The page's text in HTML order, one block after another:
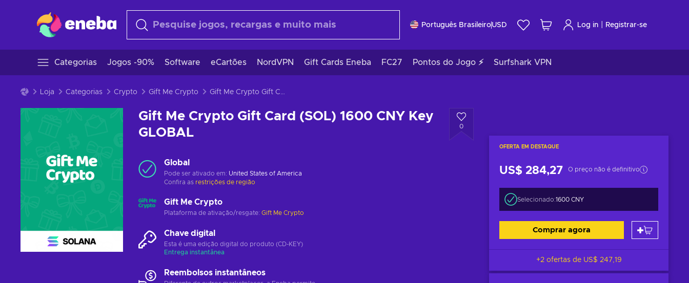
Português BrasileiroUSD Log in Registrar-se
Categorias Jogos -90% Software eCartões NordVPN Gift Cards Eneba FC27 Pontos do Jogo ⚡ Surfshark VPN
Loja Categorias Crypto Gift Me Crypto Gift Me Crypto Gift Card (SOL) 1600 CNY Key GLOBAL
Gift Me Crypto Gift Card (SOL) 1600 CNY Key
GLOBAL
0
OFERTA EM DESTAQUE
US$ 284,27 O preço não é definitivo
Selecionado:1600 CNY
Comprar agora
+2 ofertas de US$ 247,19
Global
Pode ser ativado em: United States of America
Confira as restrições de região
Gift Me Crypto
Plataforma de ativação/resgate: Gift Me Crypto
Chave digital
Esta é uma edição digital do produto (CD-KEY)
Entrega instantânea
Reembolsos instantâneos